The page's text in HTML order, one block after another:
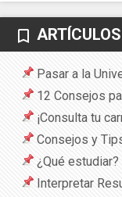
bookmark_border
Pasar a la
12 Consejos
¡Consulta tu
Consejos y
¿Qué
Interpretar